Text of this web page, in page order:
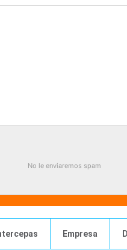
No le enviaremos spam
Empresa